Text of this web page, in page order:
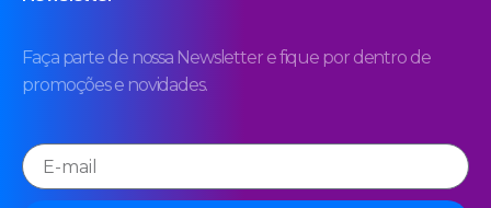
Faça parte de nossa Newsletter e fique por dentro de
promoções e novidades.